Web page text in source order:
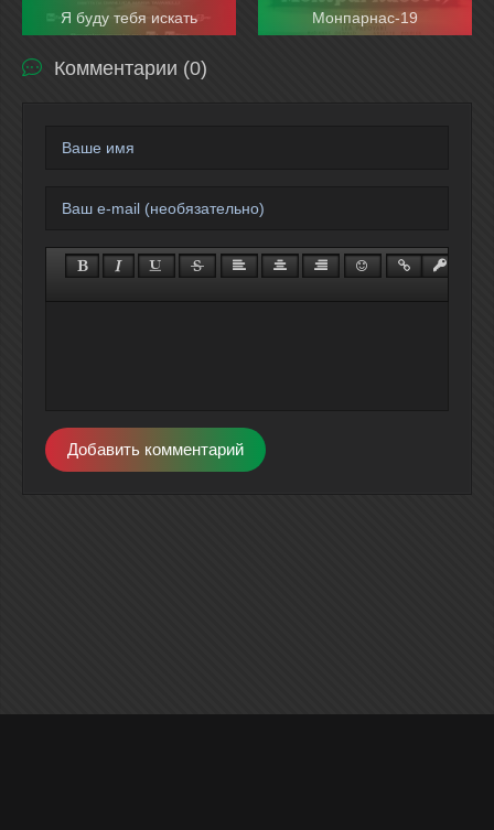
Я буду тебя искать Монпарнас-19
Комментарии (0)
Добавить комментарий